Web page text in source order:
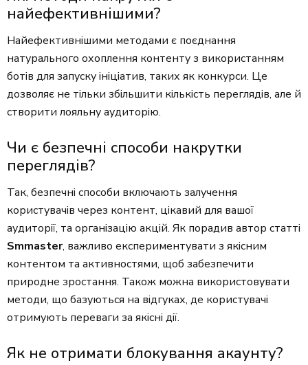
найефективнішими?
Найефективнішими методами є поєднання
натурального охоплення контенту з використанням
ботів для запуску ініціатив, таких як конкурси. Це
дозволяє не тільки збільшити кількість переглядів, але й
створити лояльну аудиторію.
Чи є безпечні способи накрутки
переглядів?
Так, безпечні способи включають залучення
користувачів через контент, цікавий для вашої
аудиторії, та організацію акцій. Як порадив автор статті
Smmaster, важливо експериментувати з якісним
контентом та активностями, щоб забезпечити
природне зростання. Також можна використовувати
методи, що базуються на відгуках, де користувачі
отримують переваги за якісні дії.
Як не отримати блокування акаунту?